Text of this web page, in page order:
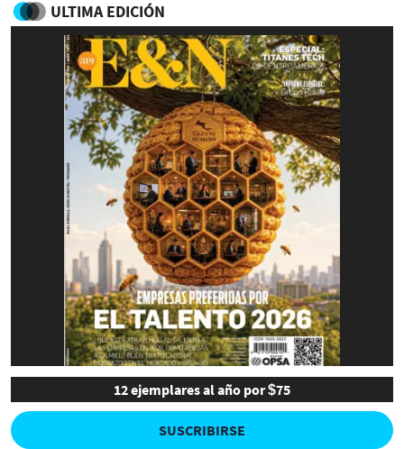
ULTIMA EDICIÓN
12 ejemplares al año por $75
SUSCRIBIRSE